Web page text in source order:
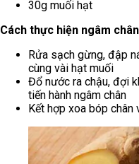
30g muối hạt
Cách thực hiện ngâm
Rửa sạch gừng, đập
cùng vài hạt muối
Đổ nước ra chậu, đợi
tiến hành ngâm chân
Kết hợp xoa bóp